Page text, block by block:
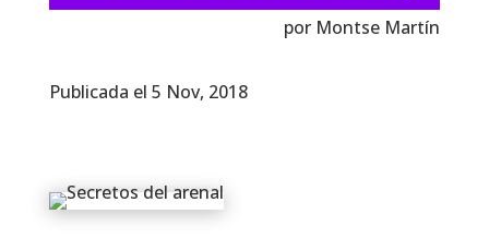
por Montse Martín
Publicada el 5 Nov, 2018